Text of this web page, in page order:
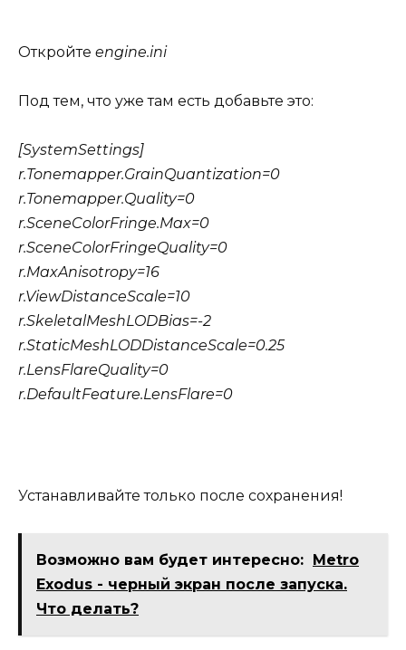
Откройте engine.ini
Под тем, что уже там есть добавьте это:
[SystemSettings]
r.Tonemapper.GrainQuantization=0
r.Tonemapper.Quality=0
r.SceneColorFringe.Max=0
r.SceneColorFringeQuality=0
r.MaxAnisotropy=16
r.ViewDistanceScale=10
r.SkeletalMeshLODBias=-2
r.StaticMeshLODDistanceScale=0.25
r.LensFlareQuality=0
r.DefaultFeature.LensFlare=0
Устанавливайте только после сохранения!
Возможно вам будет интересно: Metro
Exodus - черный экран после запуска.
Что делать?